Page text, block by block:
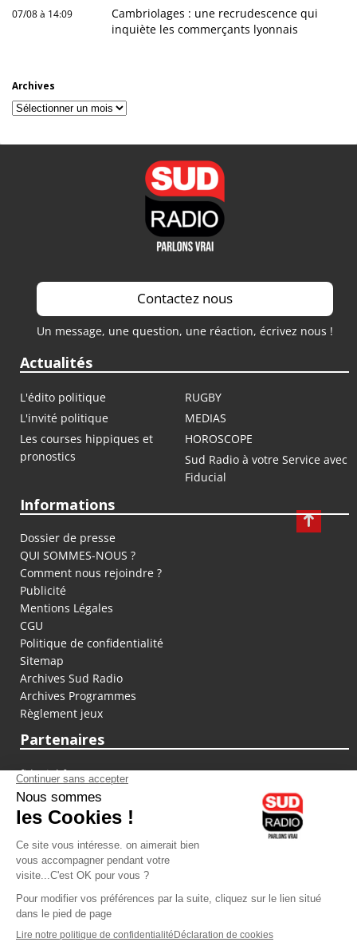
07/08 à 14:09
Cambriolages : une recrudescence qui
inquiète les commerçants lyonnais
Archives
Archives
Contactez nous
Un message, une question, une réaction, écrivez nous !
Actualités
L'édito politique
RUGBY
L'invité politique
MEDIAS
Les courses hippiques et
pronostics
HOROSCOPE
Sud Radio à votre Service avec
Fiducial
Informations
Dossier de presse
QUI SOMMES-NOUS ?
Comment nous rejoindre ?
Publicité
Mentions Légales
CGU
Politique de confidentialité
Sitemap
Archives Sud Radio
Archives Programmes
Règlement jeux
Partenaires
fiducial.fr
lyoncapitale.fr
olympique-et-lyonnais.com
L'application Iphone / Android
Téléchargez l'application
Les cookies